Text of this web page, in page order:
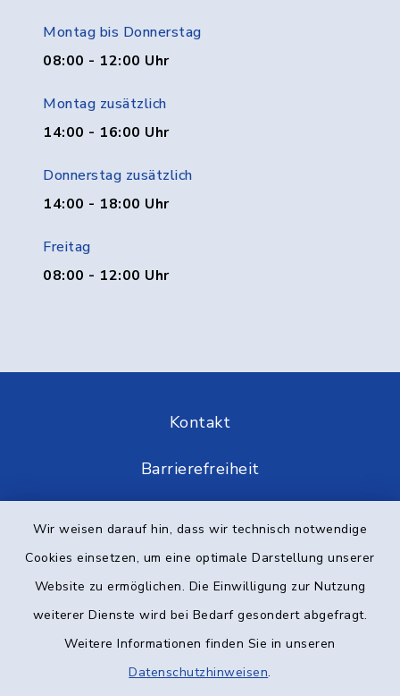
Wir weisen darauf hin, dass wir technisch notwendige
Cookies einsetzen, um eine optimale Darstellung unserer
Website zu ermöglichen. Die Einwilligung zur Nutzung
weiterer Dienste wird bei Bedarf gesondert abgefragt.
Weitere Informationen finden Sie in unseren
Datenschutzhinweisen.
Montag bis Donnerstag
08:00 - 12:00 Uhr
Montag zusätzlich
14:00 - 16:00 Uhr
Donnerstag zusätzlich
14:00 - 18:00 Uhr
Freitag
08:00 - 12:00 Uhr
Kontakt
Barrierefreiheit
Impressum
Elektronische Kommunikation
Sitemap